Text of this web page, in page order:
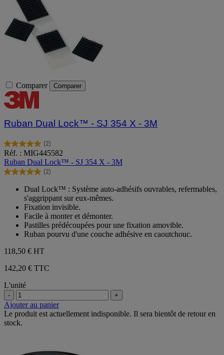
Comparer Comparer
Ruban Dual Lock™ - SJ 354 X - 3M
(2)
5.0
sur
5
étoiles.
avis
Réf. : MIG445582
Ruban Dual Lock™ - SJ 354 X - 3M
(2)
5.0
étoiles.
avis
Dual Lock™ : Système auto-adhésifs ouvrables, refermables,
s'aggrippant sur eux-mêmes.
Fixation invisible.
Facile à monter et démonter.
Pastilles prédécoupées pour une fixation amovible.
Ruban pourvu d'une couche adhésive en caoutchouc.
118,50 € HT
142,20 € TTC
L'unité
- +
Ajouter au panier
Le produit est actuellement indisponible. Il sera bientôt de retour en
stock.